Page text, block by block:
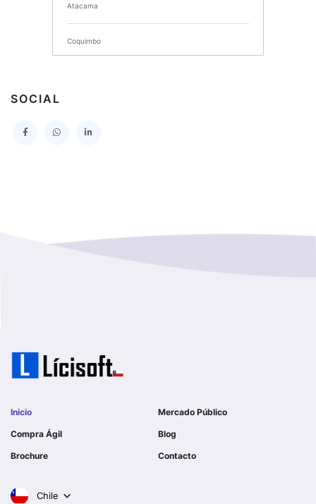
SERVICIO DE SALUD DEL MAULE HOSPITAL DE
TALCA
I MUNICIPALIDAD DE PROVIDENCIA
SERVICIO DE SALUD TALCAHUANO HOSPITAL DE
GOBERNACION PROVINCIAL DE TALCA
I MUNICIPALIDAD DE GORBEA
I MUNICIPALIDAD DE NINHUE
Atacama
Coquimbo
Region Del Biobio
Tarapaca
SOCIAL
Inicio Mercado Público
Compra Ágil Blog
Brochure Contacto
Chile